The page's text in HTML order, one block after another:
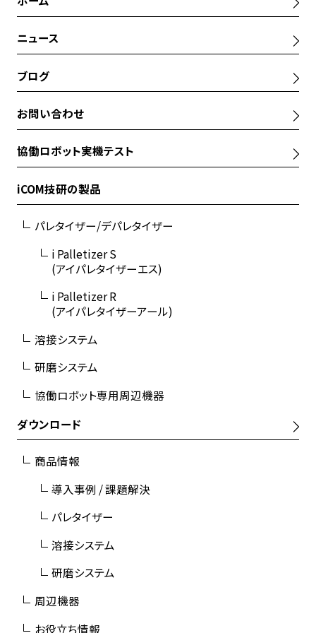
ニュース
ブログ
お問い合わせ
協働ロボット実機テスト
iCOM技研の製品
パレタイザー/デパレタイザー
i Palletizer S
(アイパレタイザーエス)
i Palletizer R
(アイパレタイザーアール)
溶接システム
研磨システム
協働ロボット専用周辺機器
ダウンロード
商品情報
導入事例 / 課題解決
パレタイザー
溶接システム
研磨システム
周辺機器
お役立ち情報